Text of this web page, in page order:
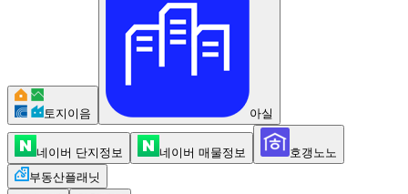
토지이음 아실
네이버 단지정보 네이버 매물정보
호갱노노
부동산플래닛